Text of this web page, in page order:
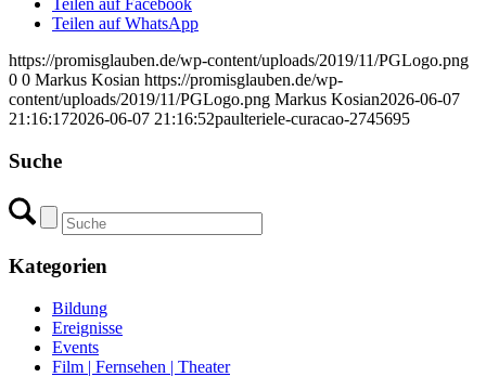
Teilen auf Facebook
Teilen auf WhatsApp
https://promisglauben.de/wp-content/uploads/2019/11/PGLogo.png
0 0 Markus Kosian https://promisglauben.de/wp-
content/uploads/2019/11/PGLogo.png Markus Kosian2026-06-07
21:16:172026-06-07 21:16:52paulteriele-curacao-2745695
Suche
Kategorien
Bildung
Ereignisse
Events
Film | Fernsehen | Theater